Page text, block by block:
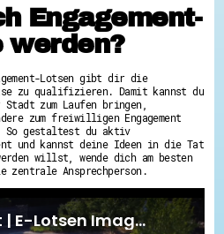
Engagement-
werden?
Lotsen gibt dir die
zu qualifizieren. Damit kannst du
zum Laufen bringen,
zum freiwilligen Engagement
So gestaltest du aktiv
und kannst deine Ideen in die Tat
willst, wende dich am besten
zentrale Ansprechperson.